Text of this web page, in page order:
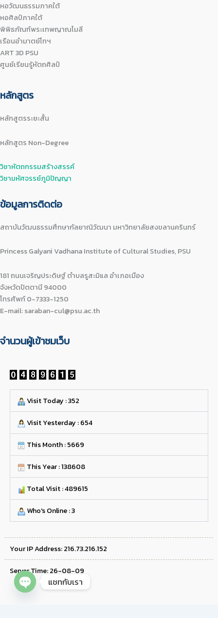
หอวัฒนธรรมภาคใต้
หอศิลป์ภาคใต้
พิพิธภัณฑ์พระเทพญาณโมลี
เรือนอำมาตย์โทฯ
ART 3D PSU
ศูนย์เรียนรู้หัตถศิลป์
หลักสูตร
หลักสูตรระยะสั้น
หลักสูตร Non-Degree
วิชาหัตถกรรมสร้างสรรค์
วิชามหัศจรรย์ภูมิปัญญา
ข้อมูลการติดต่อ
สถาบันวัฒนธรรมศึกษากัลยาณิวัฒนา มหาวิทยาลัยสงขลานครินทร์
Princess Galyani Vadhana Institute of Cultural Studies, PSU
181 ถนนเจริญประดิษฐ์ ตำบลรูสะมิแล อำเภอเมือง
จังหวัดปัตตานี 94000
โทรศัพท์ 0-7333-1250
E-mail: saraban-cul@psu.ac.th
จำนวนผู้เข้าชมเว็บ
Visit Today : 352
Visit Yesterday : 654
This Month : 5669
This Year : 138608
Total Visit : 489615
Who's Online : 3
Your IP Address: 216.73.216.152
Server Time: 26-08-09
แชทกับเรา
Open chaty